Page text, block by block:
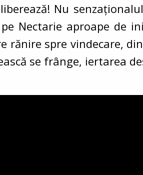
Nu
pe Nectarie aproape de
rănire spre vindecare,
se frânge, iertarea